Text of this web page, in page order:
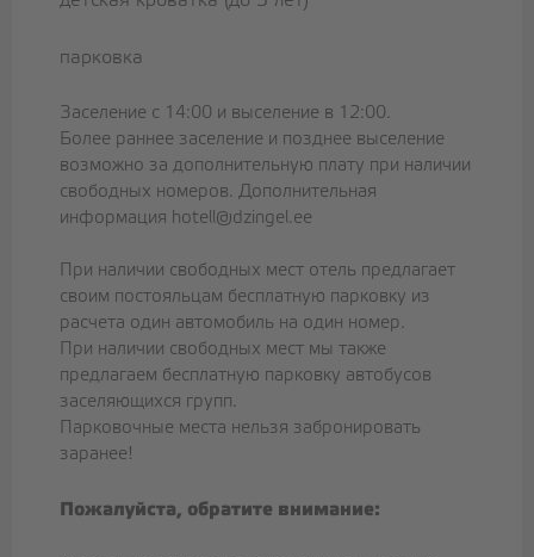
парковка
Заселение с 14:00 и выселение в 12:00.
Более раннее заселение и позднее выселение
возможно за дополнительную плату при наличии
свободных номеров. Дополнительная
информация hotell@dzingel.ee
При наличии свободных мест отель предлагает
своим постояльцам бесплатную парковку из
расчета один автомобиль на один номер.
При наличии свободных мест мы также
предлагаем бесплатную парковку автобусов
заселяющихся групп.
Парковочные места нельзя забронировать
заранее!
Пожалуйста, обратите внимание: